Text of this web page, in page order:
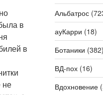
в
в
не
Альбатрос
ауКарри (18)
Ботаники
ВД-пох(16)
Вдохновение